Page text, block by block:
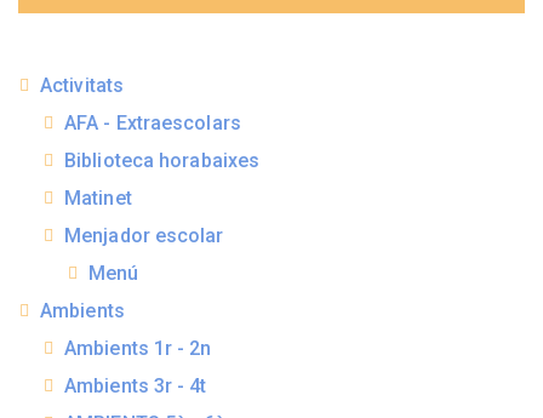
Activitats
AFA - Extraescolars
Biblioteca horabaixes
Matinet
Menjador escolar
Menú
Ambients
Ambients 1r - 2n
Ambients 3r - 4t